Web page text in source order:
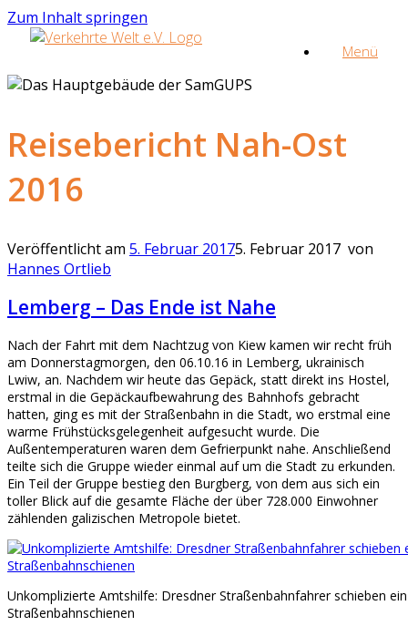
Zum Inhalt springen
Menü
Reisebericht Nah-Ost
2016
Veröffentlicht am 5. Februar 20175. Februar 2017 von
Hannes Ortlieb
Lemberg – Das Ende ist Nahe
Nach der Fahrt mit dem Nachtzug von Kiew kamen wir recht früh
am Donnerstagmorgen, den 06.10.16 in Lemberg, ukrainisch
Lwiw, an. Nachdem wir heute das Gepäck, statt direkt ins Hostel,
erstmal in die Gepäckaufbewahrung des Bahnhofs gebracht
hatten, ging es mit der Straßenbahn in die Stadt, wo erstmal eine
warme Frühstücksgelegenheit aufgesucht wurde. Die
Außentemperaturen waren dem Gefrierpunkt nahe. Anschließend
teilte sich die Gruppe wieder einmal auf um die Stadt zu erkunden.
Ein Teil der Gruppe bestieg den Burgberg, von dem aus sich ein
toller Blick auf die gesamte Fläche der über 728.000 Einwohner
zählenden galizischen Metropole bietet.
Unkomplizierte Amtshilfe: Dresdner Straßenbahnfahrer schieben
Straßenbahnschienen